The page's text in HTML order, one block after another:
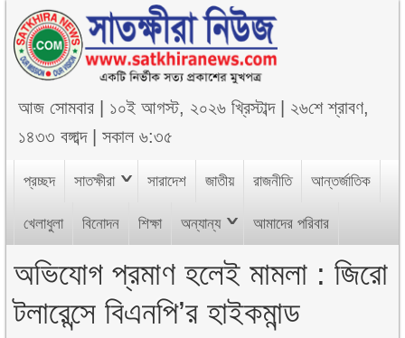
আজসোমবার ১০ই আগস্ট, ২০২৬ খ্রিস্টাব্দ| ২৬শে শ্রাবণ,
১৪৩৩ বঙ্গাব্দ|সকাল ৬:৩৫
প্রচ্ছদ সাতক্ষীরা সারাদেশ জাতীয় রাজনীতি আন্তর্জাতিক
খেলাধুলা বিনোদন শিক্ষা অন্যান্য আমাদের পরিবার
অভিযোগ প্রমাণ হলেই মামলা : জিরো
টলারেন্সে বিএনপি’র হাইকমান্ড